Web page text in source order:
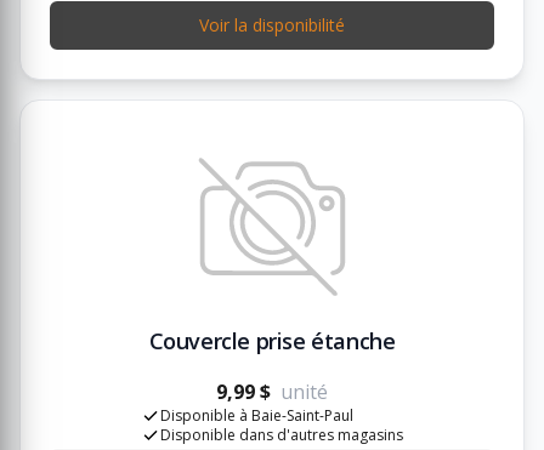
Voir la disponibilité
Couvercle prise étanche
9,99 $ unité
Disponible à Baie-Saint-Paul
Disponible dans d'autres magasins